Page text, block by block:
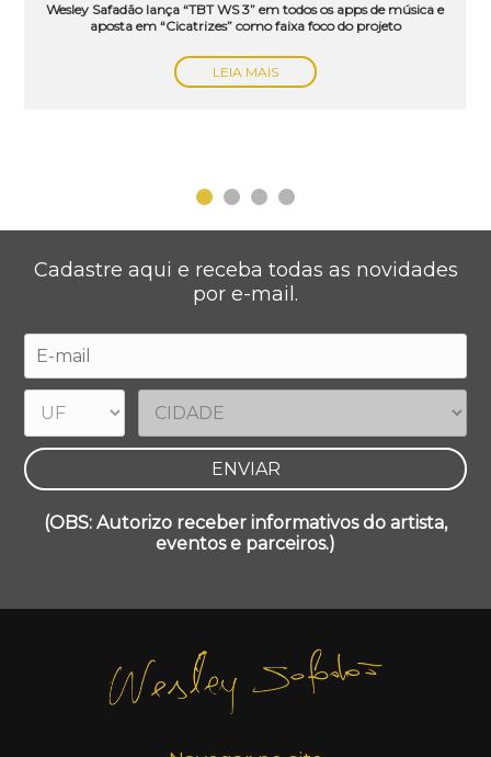
Wesley Safadão lança “TBT WS 3” em todos os apps de música e
aposta em “Cicatrizes” como faixa foco do projeto
LEIA MAIS
Cadastre aqui e receba todas as novidades
por e-mail.
(OBS: Autorizo receber informativos do artista,
eventos e parceiros.)